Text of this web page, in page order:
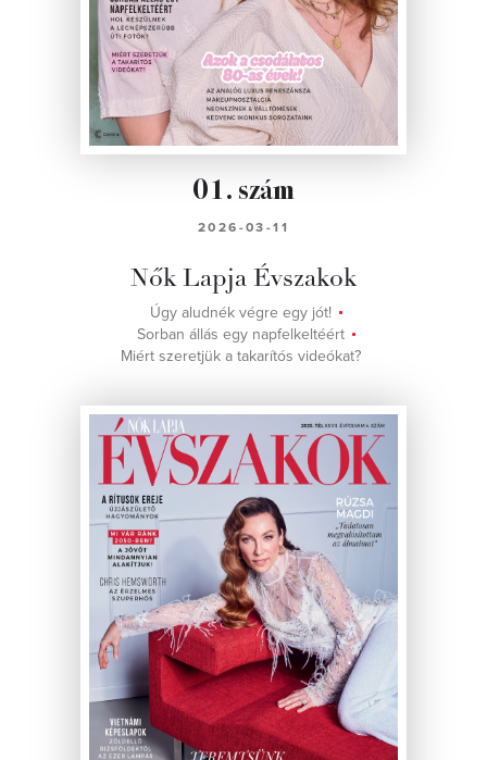
01. szám
2026-03-11
Nők Lapja Évszakok
Úgy aludnék végre egy jót!
Sorban állás egy napfelkeltéért
Miért szeretjük a takarítós videókat?